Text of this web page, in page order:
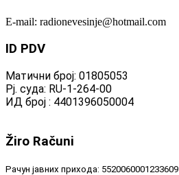
E-mail: radionevesinje@hotmail.com
ID PDV
Матични број: 01805053
Рј. суда: RU-1-264-00
ИД број : 4401396050004
Žiro Računi
Рачун јавних прихода: 5520060001233609